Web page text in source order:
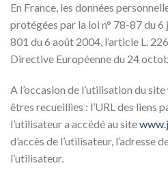
En France, les données
protégées par la loi n° 78-87 du
801 du 6 août 2004, l’article L.
Directive Européenne du 24
A l’occasion de l’utilisation du site
êtres recueillies : l’URL des liens
l’utilisateur a accédé au site
d’accès de l’utilisateur,
l’utilisateur.